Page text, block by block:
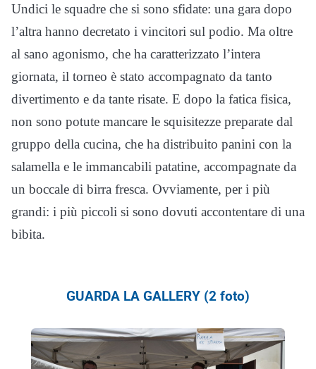
Undici le squadre che si sono sfidate: una gara dopo
l’altra hanno decretato i vincitori sul podio. Ma oltre
al sano agonismo, che ha caratterizzato l’intera
giornata, il torneo è stato accompagnato da tanto
divertimento e da tante risate. E dopo la fatica fisica,
non sono potute mancare le squisitezze preparate dal
gruppo della cucina, che ha distribuito panini con la
salamella e le immancabili patatine, accompagnate da
un boccale di birra fresca. Ovviamente, per i più
grandi: i più piccoli si sono dovuti accontentare di una
bibita.
GUARDA LA GALLERY (2 foto)